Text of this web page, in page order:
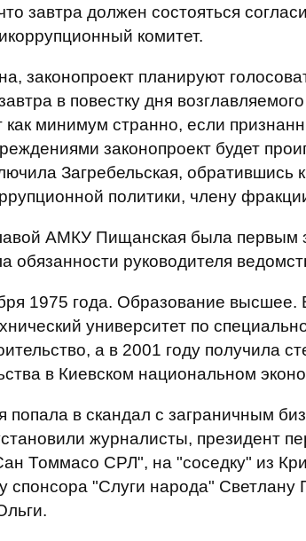
завтра должен состояться
комитет.
законопроект планируют
в повестку дня
как минимум странно, если
законопроект будет
Загребельская, обратившись
политики, члену
АМКУ Пищанская была первым
обязанности руководителя
1975 года. Образование высшее.
университет по
а в 2001 году получила
в Киевском национальном
попала в скандал с заграничным
журналисты, президент
Томмасо СРЛ", на "соседку" из
спонсора "Слуги народа"